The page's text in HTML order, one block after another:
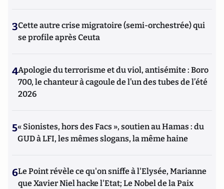
3Cette autre crise migratoire (semi-orchestrée) qui
se profile après Ceuta
4Apologie du terrorisme et du viol, antisémite : Boro
700, le chanteur à cagoule de l’un des tubes de l’été
2026
5« Sionistes, hors des Facs », soutien au Hamas : du
GUD à LFI, les mêmes slogans, la même haine
6Le Point révèle ce qu'on sniffe à l'Elysée, Marianne
que Xavier Niel hacke l'Etat; Le Nobel de la Paix